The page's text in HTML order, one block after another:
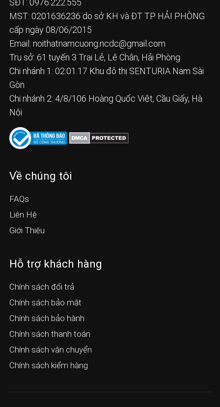
SĐT: 0976.222.555
MST: 0201636236 do sở KH và ĐT TP HẢI PHÒNG
cấp ngày 08/06/2015
Email: noithatnamcuong.ncdc@gmail.com
Trụ sở: 61 tuyến 3 Trại Lẻ, Lê Chân, Hải Phòng
Chi nhánh 1: 02.01.17 Khu đô thị SENTURIA Nam Sài
Gòn
Chi nhánh 2: 4/8/106 Hoàng Quốc Việt, Cầu Giấy, Hà
Nội
Về chúng tôi
FAQs
Liên Hệ
Giới Thiệu
Hỗ trợ khách hàng
Chính sách đổi trả
Chính sách bảo mật
Chính sách bảo hành
Chính sách thanh toán
Chính sách vận chuyển
Chính sách kiểm hàng